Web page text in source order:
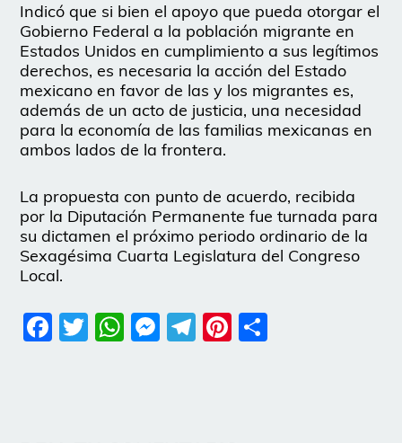
Indicó que si bien el apoyo que pueda otorgar el
Gobierno Federal a la población migrante en
Estados Unidos en cumplimiento a sus legítimos
derechos, es necesaria la acción del Estado
mexicano en favor de las y los migrantes es,
además de un acto de justicia, una necesidad
para la economía de las familias mexicanas en
ambos lados de la frontera.
La propuesta con punto de acuerdo, recibida
por la Diputación Permanente fue turnada para
su dictamen el próximo periodo ordinario de la
Sexagésima Cuarta Legislatura del Congreso
Local.
Facebook
Twitter
WhatsApp
Messenger
Telegram
Pinterest